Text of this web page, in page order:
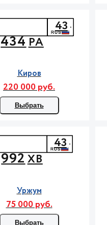
434РА
43
Киров
220 000 руб.
Выбрать
992ХВ
43
Уржум
75 000 руб.
Выбрать